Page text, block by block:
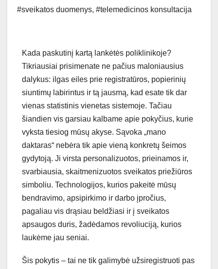
#sveikatos duomenys, #telemedicinos konsultacija
Kada paskutinį kartą lankėtės poliklinikoje?
Tikriausiai prisimenate ne pačius maloniausius
dalykus: ilgas eiles prie registratūros, popierinių
siuntimų labirintus ir tą jausmą, kad esate tik dar
vienas statistinis vienetas sistemoje. Tačiau
šiandien vis garsiau kalbame apie pokyčius, kurie
vyksta tiesiog mūsų akyse. Sąvoka „mano
daktaras“ nebėra tik apie vieną konkretų šeimos
gydytoją. Ji virsta personalizuotos, prieinamos ir,
svarbiausia, skaitmenizuotos sveikatos priežiūros
simboliu. Technologijos, kurios pakeitė mūsų
bendravimo, apsipirkimo ir darbo įpročius,
pagaliau vis drąsiau beldžiasi ir į sveikatos
apsaugos duris, žadėdamos revoliuciją, kurios
laukėme jau seniai.
Šis pokytis – tai ne tik galimybė užsiregistruoti pas